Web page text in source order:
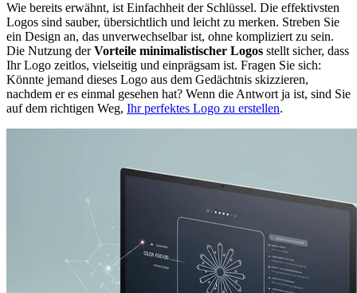
Wie bereits erwähnt, ist Einfachheit der Schlüssel. Die effektivsten
Logos sind sauber, übersichtlich und leicht zu merken. Streben Sie
ein Design an, das unverwechselbar ist, ohne kompliziert zu sein.
Die Nutzung derVorteile minimalistischer Logos stellt sicher, dass
Ihr Logo zeitlos, vielseitig und einprägsam ist. Fragen Sie sich:
Könnte jemand dieses Logo aus dem Gedächtnis skizzieren,
nachdem er es einmal gesehen hat? Wenn die Antwort ja ist, sind Sie
auf dem richtigen Weg, Ihr perfektes Logo zu erstellen.